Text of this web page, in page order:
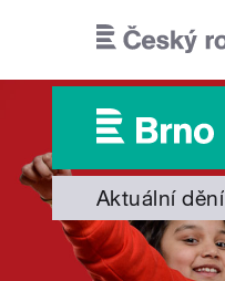
Aktuální dění